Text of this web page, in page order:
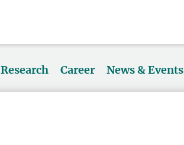
Research Career News & Events